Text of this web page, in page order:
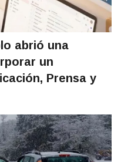
abrió una
un
Prensa y